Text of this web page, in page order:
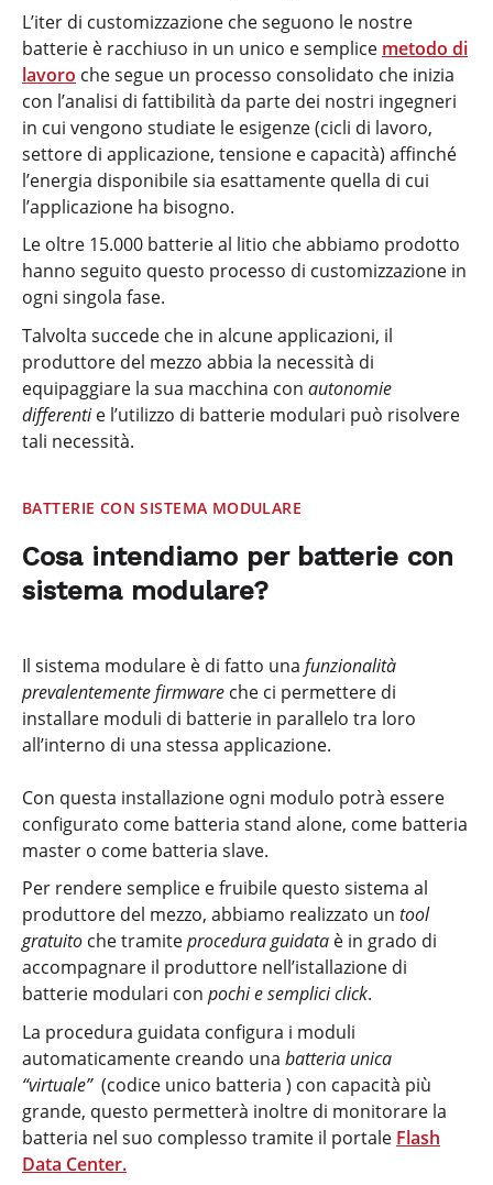
L’iter di customizzazione che seguono le nostre
batterie è racchiuso in un unico e semplice metodo di
lavoro che segue un processo consolidato che inizia
con l’analisi di fattibilità da parte dei nostri ingegneri
in cui vengono studiate le esigenze (cicli di lavoro,
settore di applicazione, tensione e capacità) affinché
l’energia disponibile sia esattamente quella di cui
l’applicazione ha bisogno.
Le oltre 15.000 batterie al litio che abbiamo prodotto
hanno seguito questo processo di customizzazione in
ogni singola fase.
Talvolta succede che in alcune applicazioni, il
produttore del mezzo abbia la necessità di
equipaggiare la sua macchina con autonomie
differentie l’utilizzo di batterie modulari può risolvere
tali necessità.
BATTERIE CON SISTEMA MODULARE
Cosa intendiamo per batterie con
sistema modulare?
Il sistema modulare è di fatto una funzionalità
prevalentemente firmware che ci permettere di
installare moduli di batterie in parallelo tra loro
all’interno di una stessa applicazione.
Con questa installazione ogni modulo potrà essere
configurato come batteria stand alone, come batteria
master o come batteria slave.
Per rendere semplice e fruibile questo sistema al
produttore del mezzo, abbiamo realizzato un tool
gratuito che tramiteprocedura guidata è in grado di
accompagnare il produttore nell’istallazione di
batterie modulari con pochi e semplici click.
La procedura guidata configura i moduli
automaticamente creando una batteria unica
“virtuale”(codice unico batteria ) con capacità più
grande, questo permetterà inoltre di monitorare la
batteria nel suo complesso tramite il portale Flash
Data Center.